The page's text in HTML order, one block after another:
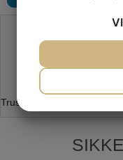
SE
Trustpilot